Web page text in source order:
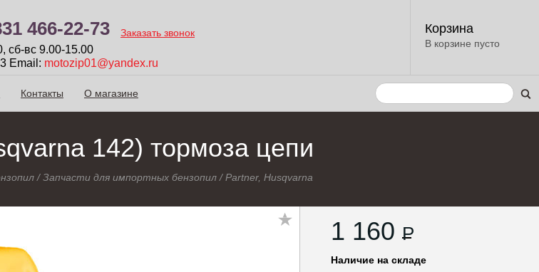
466-22-73 Заказать звонок
сб-вc 9.00-15.00
Email: motozip01@yandex.ru
Корзина
В корзине пусто
Контакты О магазине
142) тормоза цепи
/Запчасти для импортных бензопил/Partner, Husqvarna
1 160 P
Наличие на складе